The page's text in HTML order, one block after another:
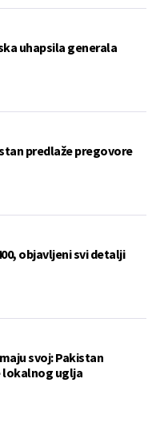
uhapsila generala
predlaže pregovore
objavljeni svi detalji
svoj: Pakistan
lokalnog uglja